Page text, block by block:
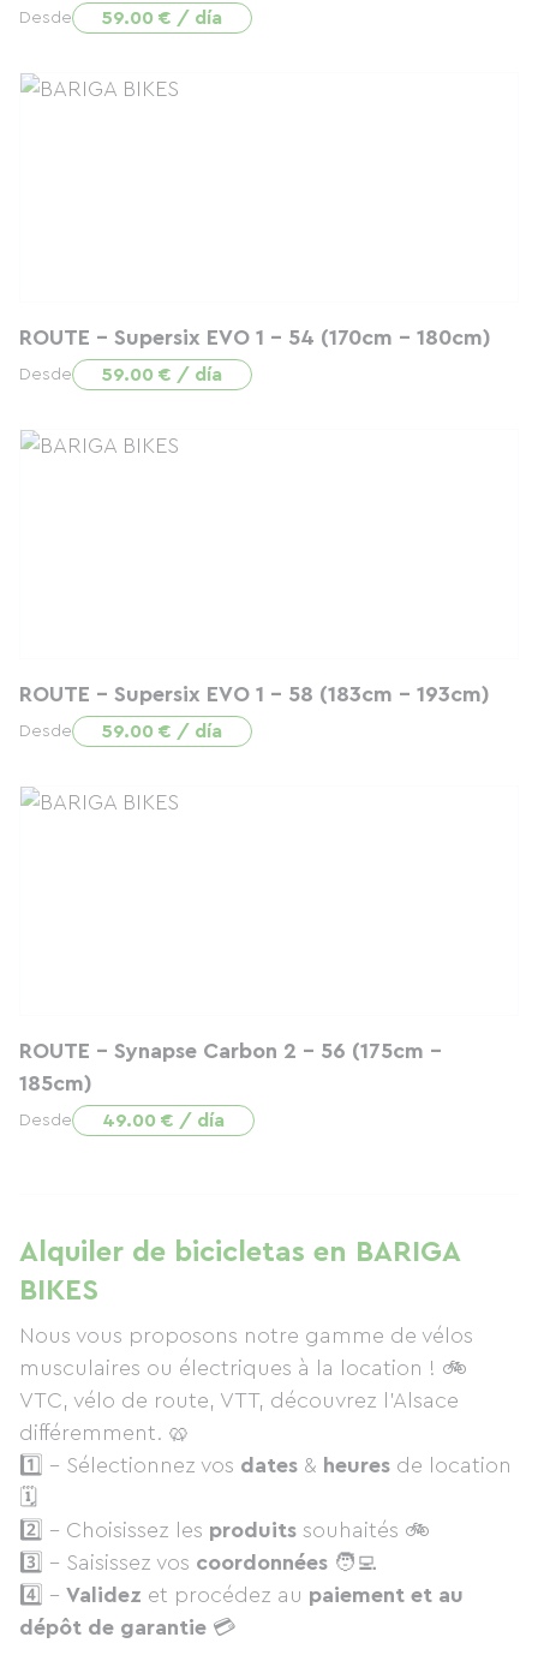
Desde 59.00 € / día
ROUTE - Supersix EVO 1 - 54 (170cm - 180cm)
Desde 59.00 € / día
ROUTE - Supersix EVO 1 - 58 (183cm - 193cm)
Desde 59.00 € / día
ROUTE - Synapse Carbon 2 - 56 (175cm -
185cm)
Desde 49.00 € / día
Alquiler de bicicletas en BARIGA
BIKES
Nous vous proposons notre gamme de vélos
musculaires ou électriques à la location ! 🚲
VTC, vélo de route, VTT, découvrez l'Alsace
différemment. 🥨
1️⃣ - Sélectionnez vos dates & heures de location
🗓
2️⃣ - Choisissez les produits souhaités 🚲
3️⃣ - Saisissez vos coordonnées 🧑‍💻
4️⃣ - Validez et procédez au paiement et au
dépôt de garantie 💳